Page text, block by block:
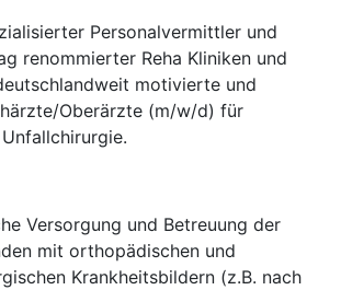
Personalvermittler und
renommierter Reha Kliniken und
motivierte und
Oberärzte (m/w/d) für
Versorgung und Betreuung der
mit orthopädischen und
Krankheitsbildern (z.B. nach